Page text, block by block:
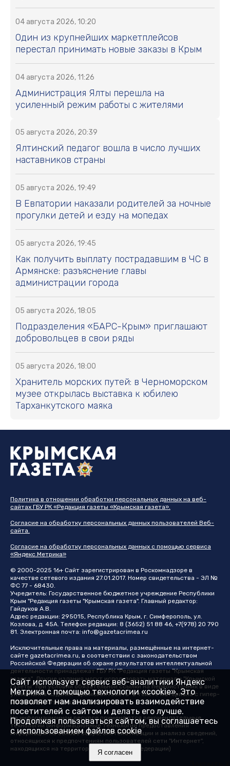
04 августа 2026, 10:20
Один из крупнейших маркетплейсов
перестал принимать новые заказы в Крым
04 августа 2026, 11:26
Администрация Ялты перешла на
усиленный режим работы с жителями
05 августа 2026, 20:39
Ялтинский педагог вошла в число лучших
наставников страны
05 августа 2026, 19:49
В Евпатории наказали родителей за ночные
прогулки детей и езду на мопедах
05 августа 2026, 19:45
Как получить выплату пострадавшим в ЧС в
Армянске: разъяснение главы
администрации города
05 августа 2026, 18:05
Подразделения «БАРС-Крым» приглашают
добровольцев в свои ряды
05 августа 2026, 18:00
Хранитель морских путей: в Черноморском
музее открылась выставка к юбилею
Тарханкутского маяка
Политика в отношении обработки персональных данных на веб-
сайтах ГБУ РК «Редакция газеты «Крымская газета».
Согласие на обработку персональных данных пользователей Веб-
сайта.
Согласие на обработку персональных данных с помощью сервиса
«Яндекс.Метрика»
© 2000-2025 16+ Сайт зарегистрирован в Роскомнадзоре в
качестве сетевого издания 27.01.2017. Номер свидетельства - ЭЛ №
ФС 77 - 68430.
Учредитель: Государственное бюджетное учреждение Республики
Крым "Редакция газеты "Крымская газета". Главный редактор:
Гайдуков А.В.
Адрес редакции: 295015, Республика Крым, г. Симферополь, ул.
Козлова, д. 45А. Телефон редакции: 8 (3652) 51 88 46, +7(978) 20 790
81. Электронная почта: info@gazetacrimea.ru
Исключительные права на материалы, размещённые на интернет-
сайте gazetacrimea.ru, в соответствии с законодательством
Российской Федерации об охране результатов интеллектуальной
деятельности принадлежат ГБУ РК "Редакция газеты "Крымская
газета". Другие издания могут использовать материалы "Крымской
газеты" при условии обязательной ссылки на первоисточник в виде
упоминания издания "Крымская газета" в тексте материала с гипер-
ссылкой на страницу-первоисточник
На информационном ресурсе применяются рекомендательные
технологии (информационные технологии предоставления
информации на основе сбора, систематизации и анализа сведений,
относящихся к предпочтениям пользователей сети "Интернет",
находящихся на территории Российской Федерации)
Сайт использует сервис веб-аналитики Яндекс
Метрика с помощью технологии «cookie». Это
позволяет нам анализировать взаимодействие
посетителей с сайтом и делать его лучше.
Продолжая пользоваться сайтом, вы соглашаетесь
с использованием файлов cookie
Я согласен